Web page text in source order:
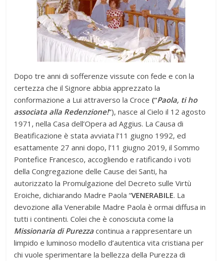
Dopo tre anni di sofferenze vissute con fede e con la
certezza che il Signore abbia apprezzato la
conformazione a Lui attraverso la Croce (“Paola, ti ho
associata alla Redenzione!”), nasce al Cielo il 12 agosto
1971, nella Casa dell’Opera ad Aggius. La Causa di
Beatificazione è stata avviata l’11 giugno 1992, ed
esattamente 27 anni dopo, l’11 giugno 2019, il Sommo
Pontefice Francesco, accogliendo e ratificando i voti
della Congregazione delle Cause dei Santi, ha
autorizzato la Promulgazione del Decreto sulle Virtù
Eroiche, dichiarando Madre Paola “VENERABILE. La
devozione alla Venerabile Madre Paola è ormai diffusa in
tutti i continenti. Colei che è conosciuta come la
Missionaria di Purezza continua a rappresentare un
limpido e luminoso modello d’autentica vita cristiana per
chi vuole sperimentare la bellezza della Purezza di